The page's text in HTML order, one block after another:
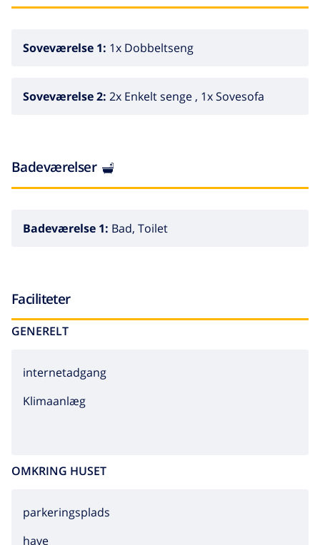
km, Marine Land Blanes 13 km, Jardin Santa Clothilde
Soveværelse 1: 1x Dobbeltseng
Soveværelse 2: 2x Enkelt senge , 1x Sovesofa
Badeværelser
Badeværelse 1: Bad, Toilet
Faciliteter
GENERELT
internetadgang
Klimaanlæg
OMKRING HUSET
parkeringsplads
have